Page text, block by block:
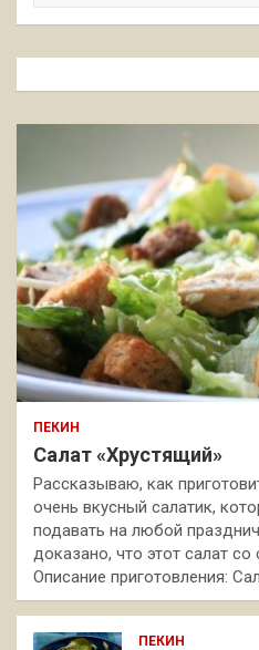
к
ПЕКИН
Салат «Хрустящий»
Рассказываю, как
очень вкусный салатик,
подавать на любой
доказано, что этот салат
Описание приготовления:
ПЕКИН